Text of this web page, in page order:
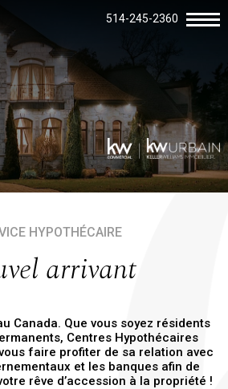
514-245-2360
HYPOTHÉCAIRE
arrivant
Canada. Que vous soyez résidents
Centres Hypothécaires
faire profiter de sa relation avec
et les banques afin de
rêve d’accession à la propriété !